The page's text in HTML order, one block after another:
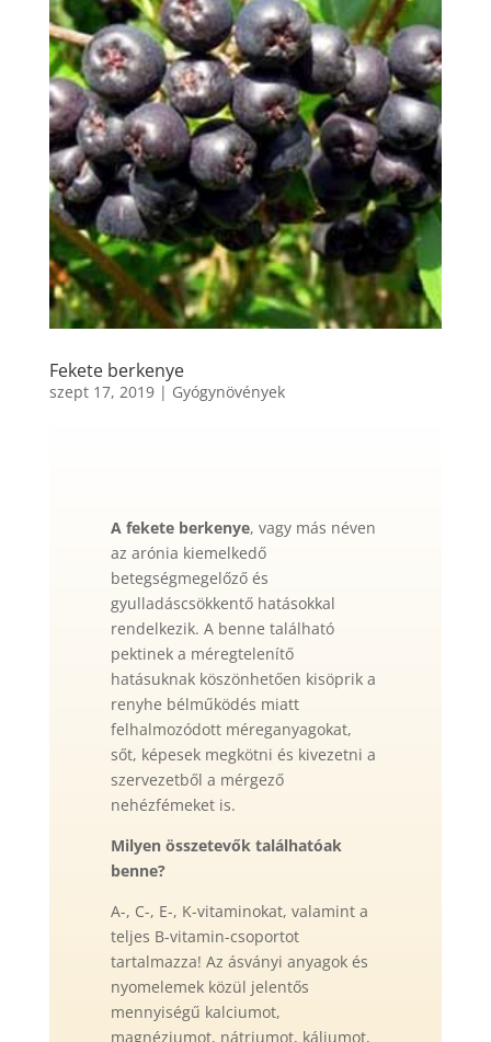
Fekete berkenye
szept 17, 2019| Gyógynövények
A fekete berkenye, vagy más néven
az arónia kiemelkedő
betegségmegelőző és
gyulladáscsökkentő hatásokkal
rendelkezik. A benne található
pektinek a méregtelenítő
hatásuknak köszönhetően kisöprik a
renyhe bélműködés miatt
felhalmozódott méreganyagokat,
sőt, képesek megkötni és kivezetni a
szervezetből a mérgező
nehézfémeket is.
Milyen összetevők találhatóak
benne?
A-, C-, E-, K-vitaminokat, valamint a
teljes B-vitamin-csoportot
tartalmazza! Az ásványi anyagok és
nyomelemek közül jelentős
mennyiségű kalciumot,
magnéziumot, nátriumot, káliumot,